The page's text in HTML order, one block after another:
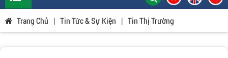
Trang Chủ | Tin Tức & Sự Kiện | Tin Thị Trường